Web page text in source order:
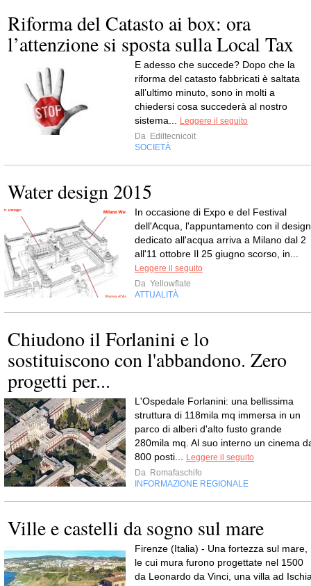
Riforma del Catasto ai box: ora
l’attenzione si sposta sulla Local Tax
E adesso che succede? Dopo che la
riforma del catasto fabbricati è saltata
all’ultimo minuto, sono in molti a
chiedersi cosa succederà al nostro
sistema... Leggere il seguito
Da Ediltecnicoit
SOCIETÀ
Water design 2015
In occasione di Expo e del Festival
dell'Acqua, l'appuntamento con il design
dedicato all'acqua arriva a Milano dal 2
all'11 ottobre Il 25 giugno scorso, in...
Leggere il seguito
Da Yellowflate
ATTUALITÀ
Chiudono il Forlanini e lo
sostituiscono con l'abbandono. Zero
progetti per...
L'Ospedale Forlanini: una bellissima
struttura di 118mila mq immersa in un
parco di alberi d'alto fusto grande
280mila mq. Al suo interno un cinema
800 posti... Leggere il seguito
Da Romafaschifo
INFORMAZIONE REGIONALE
Ville e castelli da sogno sul mare
Firenze (Italia) - Una fortezza sul mare,
le cui mura furono progettate nel 1500
da Leonardo da Vinci, una villa ad